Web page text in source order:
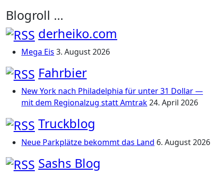
Blogroll …
derheiko.com
Mega Eis 3. August 2026
Fahrbier
New York nach Philadelphia für unter 31 Dollar —
mit dem Regionalzug statt Amtrak24. April 2026
Truckblog
Neue Parkplätze bekommt das Land 6. August 2026
Sashs Blog